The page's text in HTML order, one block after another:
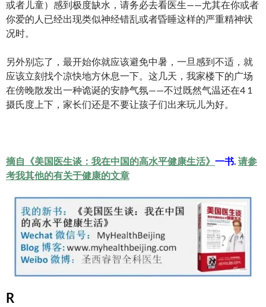
或者儿童）感到极度缺水，请务必去看医生——尤其在你或者
你爱的人已经出现类似神经错乱或者昏睡这样的严重精神状
况时。
另外别忘了，最开始你就应该避免中暑，一旦感到不适，就
应该立刻找个凉快地方休息一下。这几天，我家楼下的广场
在傍晚散发出一种诡诞的安静气氛——不过既然气温还在4 1
摄氏度上下，家长们还是不要让孩子们出来玩儿为好。
摘自《美国医生谈：我在中国的高水平健康生活》 一书. 请参
考我其他的有关于健康的文章
R